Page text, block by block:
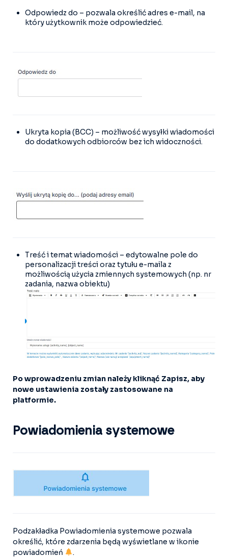
Odpowiedz do – pozwala określić adres e-mail, na
który użytkownik może odpowiedzieć.
Ukryta kopia (BCC) – możliwość wysyłki wiadomości
do dodatkowych odbiorców bez ich widoczności.
Treść i temat wiadomości – edytowalne pole do
personalizacji treści oraz tytułu e-maila z
możliwością użycia zmiennych systemowych (np. nr
zadania, nazwa obiektu)
Po wprowadzeniu zmian należy kliknąć Zapisz, aby
nowe ustawienia zostały zastosowane na
platformie.
Powiadomienia systemowe
Podzakładka Powiadomienia systemowe pozwala
określić, które zdarzenia będą wyświetlane w ikonie
powiadomień
.